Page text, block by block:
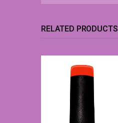
RELATED PRODUCTS